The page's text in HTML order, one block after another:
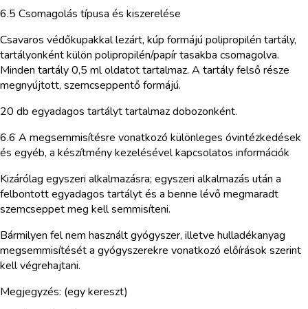
6.5 Csomagolás típusa és kiszerelése
Csavaros védőkupakkal lezárt, kúp formájú polipropilén tartály,
tartályonként külön polipropilén/papír tasakba csomagolva.
Minden tartály 0,5 ml oldatot tartalmaz. A tartály felső része
megnyújtott, szemcseppentő formájú.
20 db egyadagos tartályt tartalmaz dobozonként.
6.6 A megsemmisítésre vonatkozó különleges óvintézkedések
és egyéb, a készítmény kezelésével kapcsolatos információk
Kizárólag egyszeri alkalmazásra; egyszeri alkalmazás után a
felbontott egyadagos tartályt és a benne lévő megmaradt
szemcseppet meg kell semmisíteni.
Bármilyen fel nem használt gyógyszer, illetve hulladékanyag
megsemmisítését a gyógyszerekre vonatkozó előírások szerint
kell végrehajtani.
Megjegyzés: (egy kereszt)